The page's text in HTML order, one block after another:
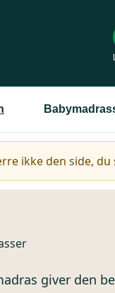
ikke den side, du
giver den